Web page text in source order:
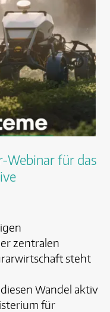
Webinar für das
zentralen
steht
Wandel aktiv
für